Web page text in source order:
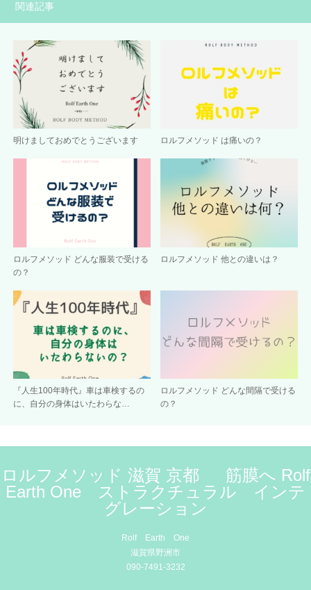
関連記事
明けましておめでとうございます ロルフメソッド は痛いの？
ロルフメソッド どんな服装で受ける
の？
ロルフメソッド 他との違いは？
『人生100年時代』車は車検するの
に、自分の身体はいたわらな…
ロルフメソッド どんな間隔で受ける
の？
ロルフメソッド 滋賀 京都 筋膜へ Rolf
Earth One ストラクチュラル インテ
グレーション
Rolf Earth One
滋賀県野洲市
090-7491-3232